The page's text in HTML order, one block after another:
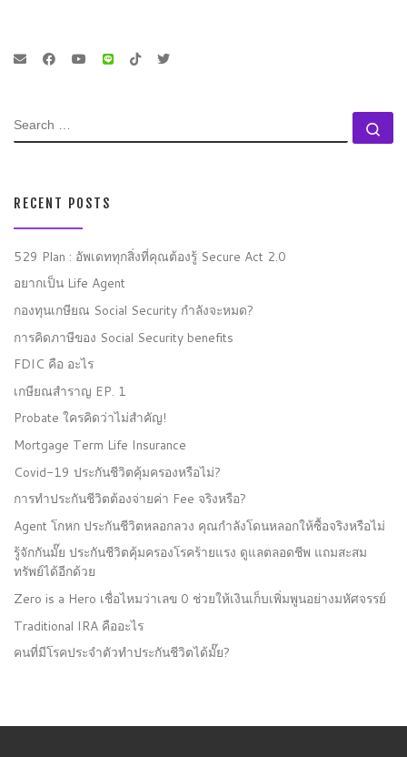
SEARCH
RECENT POSTS
529 Plan : อัพเดททุกสิ่งที่คุณต้องรู้ Secure Act 2.0
อยากเป็น Life Agent
กองทุนเกษียณ Social Security กำลังจะหมด?
การคิดภาษีของ Social Security benefits
FDIC คือ อะไร
เกษียณสำราญ EP. 1
Probate ใครคิดว่าไม่สำคัญ!
Mortgage Term Life Insurance
Covid-19 ประกันชีวิตคุ้มครองหรือไม่?
การทำประกันชีวิตต้องจ่ายค่า Fee จริงหรือ?
Agent โกหก ประกันชีวิตหลอกลวง คุณกำลังโดนหลอกให้ซื้อจริงหรือไม่
รู้จักกันมั๊ย ประกันชีวิตคุ้มครองโรคร้ายแรง ดูแลตลอดชีพ แถมสะสม
ทรัพย์ได้อีกด้วย
Zero is a Hero เชื่อไหมว่าเลข 0 ช่วยให้เงินเก็บเพิ่มพูนอย่างมหัศจรรย์
Traditional IRA คืออะไร
คนที่มีโรคประจำตัวทำประกันชีวิตได้มั๊ย?